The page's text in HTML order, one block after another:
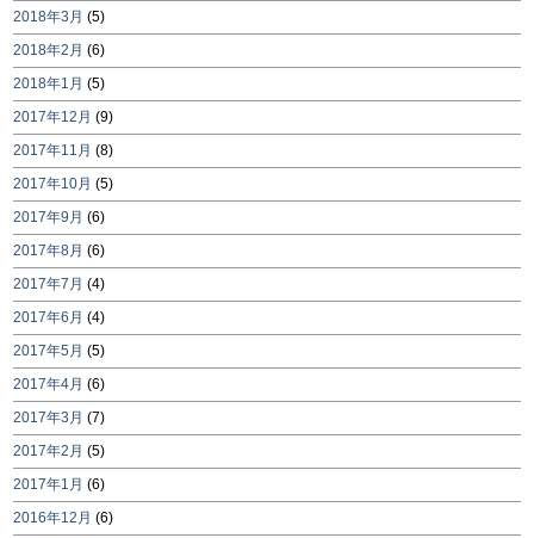
2018年3月 (5)
2018年2月 (6)
2018年1月 (5)
2017年12月 (9)
2017年11月 (8)
2017年10月 (5)
2017年9月 (6)
2017年8月 (6)
2017年7月 (4)
2017年6月 (4)
2017年5月 (5)
2017年4月 (6)
2017年3月 (7)
2017年2月 (5)
2017年1月 (6)
2016年12月 (6)